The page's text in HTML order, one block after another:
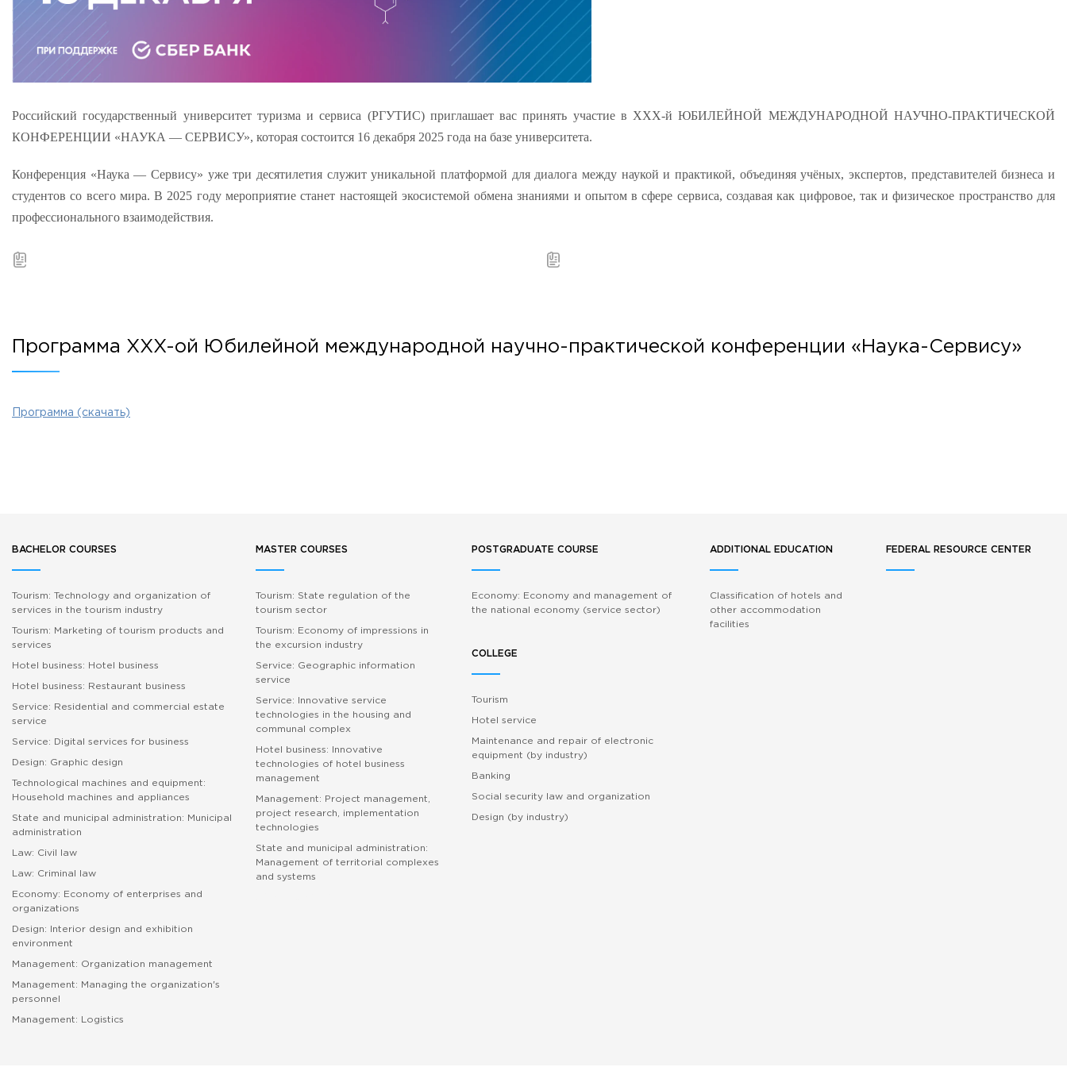
99 Glavnaya Street, dp.Cherkizovo, Urban district Pushkinsky, Moscow region, 141221
E-MAIL
WORKING HOURS
Mo-th: from 09:00 to 18:00;
Российский государственный университет туризма и сервиса (РГУТИС) приглашает вас принять участие в XXX-йЮБИЛЕЙНОЙ МЕЖДУНАРОДНОЙ НАУЧНО-ПРАКТИЧЕСКОЙ
КОНФЕРЕНЦИИ «НАУКА — СЕРВИСУ», которая состоится 16 декабря 2025 года на базе университета.
Конференция «Наука — Сервису» уже три десятилетия служит уникальной платформой для диалога между наукой и практикой, объединяя учёных, экспертов, представителей бизнеса и
студентов со всего мира. В 2025 году мероприятие станет настоящей экосистемой обмена знаниями и опытом в сфере сервиса, создавая как цифровое, так и физическое пространство для
профессионального взаимодействия.
Программа XXX-ой Юбилейной международной научно-практической конференции «Наука-Сервису»
Программа (скачать)
BACHELOR COURSES
Tourism: Technology and organization of
services in the tourism industry
Tourism: Marketing of tourism products and
services
Hotel business: Hotel business
Hotel business: Restaurant business
Service: Residential and commercial estate
service
Service: Digital services for business
Design: Graphic design
Technological machines and equipment:
Household machines and appliances
State and municipal administration: Municipal
administration
Law: Civil law
Law: Criminal law
Economy: Economy of enterprises and
organizations
Design: Interior design and exhibition
environment
Management: Organization management
Management: Managing the organization's
personnel
Management: Logistics
MASTER COURSES
Tourism: State regulation of the
tourism sector
Tourism: Economy of impressions in
the excursion industry
Service: Geographic information
service
Service: Innovative service
technologies in the housing and
communal complex
Hotel business: Innovative
technologies of hotel business
management
Management: Project management,
project research, implementation
technologies
State and municipal administration:
Management of territorial complexes
and systems
POSTGRADUATE COURSE
Economy: Economy and management of
the national economy (service sector)
COLLEGE
Tourism
Hotel service
Maintenance and repair of electronic
equipment (by industry)
Banking
Social security law and organization
Design (by industry)
ADDITIONAL EDUCATION
Classification of hotels and
other accommodation
facilities
FEDERAL RESOURCE CENTER